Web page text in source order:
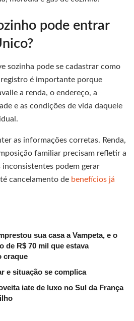
pode entrar
sozinha pode se cadastrar como
é importante porque
a renda, o endereço, a
e as condições de vida daquele
as informações corretas. Renda,
familiar precisam refletir a
podem gerar
cancelamento de benefícios já
sua casa a Vampeta, e o
de R$ 70 mil que estava
craque
e situação se complica
iate de luxo no Sul da França